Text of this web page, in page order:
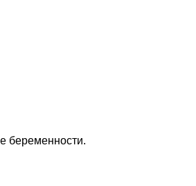
беременности.